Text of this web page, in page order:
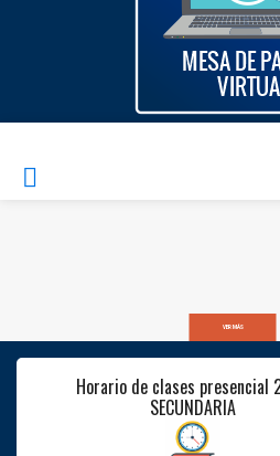
VER MÁS
Horario de clases presencial
SECUNDARIA